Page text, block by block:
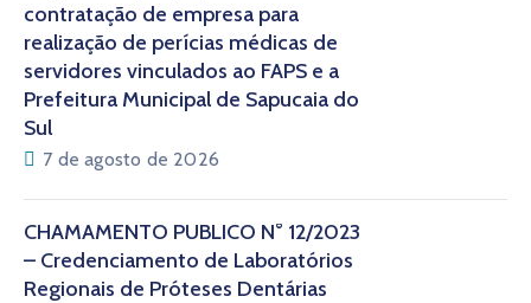
contratação de empresa para
realização de perícias médicas de
servidores vinculados ao FAPS e a
Prefeitura Municipal de Sapucaia do
Sul
7 de agosto de 2026
CHAMAMENTO PÚBLICO N° 12/2023
– Credenciamento de Laboratórios
Regionais de Próteses Dentárias